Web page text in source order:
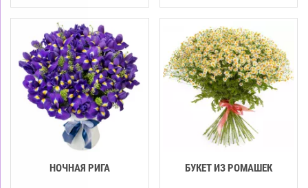
НОЧНАЯ РИГА БУКЕТ ИЗ РОМАШЕК